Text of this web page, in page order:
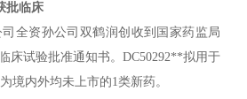
批临床
全资孙公司双鹤润创收到国家药监局
床试验批准通知书。DC50292**拟用于
境内外均未上市的1类新药。